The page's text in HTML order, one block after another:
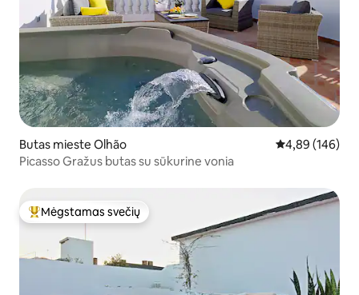
Butas mieste Olhão Vidutinis
4,89 (146)
Picasso Gražus butas su sūkurine vonia
Svečių mėgstamiausias
Mėgstamas svečių